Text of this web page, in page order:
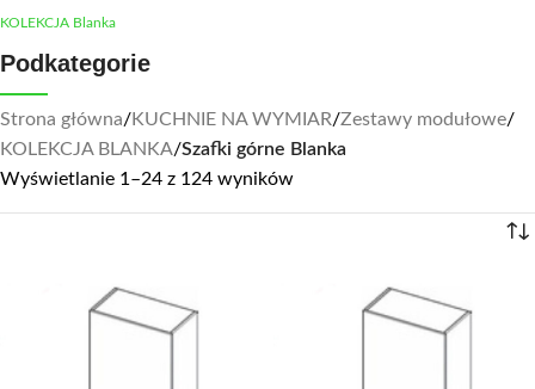
KOLEKCJA Blanka
Podkategorie
Strona główna/KUCHNIE NA WYMIAR/Zestawy modułowe/
KOLEKCJA BLANKA/Szafki górne Blanka
Wyświetlanie 1–24 z 124 wyników